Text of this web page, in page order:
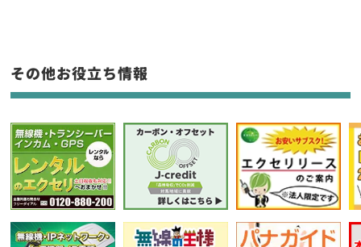
フリーワード入力(製品名等)
選択条件をリセット
その他お役立ち情報